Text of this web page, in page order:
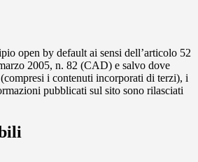
open by default ai sensi dell’articolo 52
2005, n. 82 (CAD) e salvo dove
i contenuti incorporati di terzi), i
pubblicati sul sito sono rilasciati